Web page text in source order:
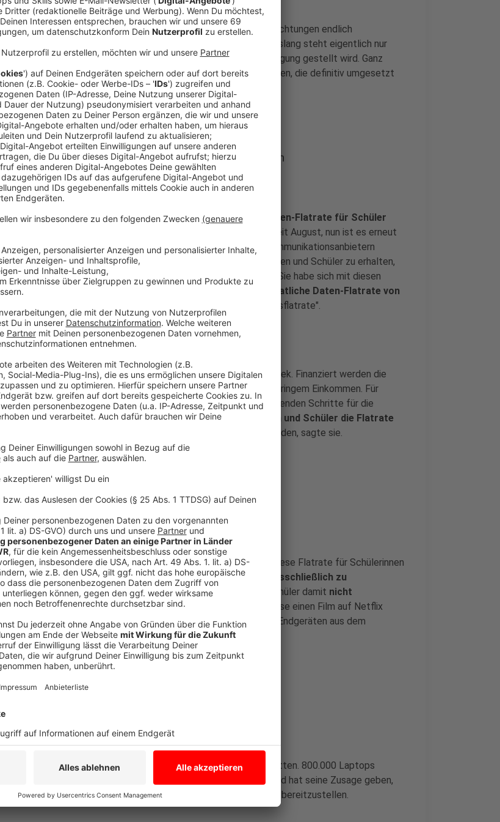
Wie soll die Digitalisierung in deutschen Schulen und Bildungseinrichtungen endlich
vorankommen? Darüber beraten seit Wochen Bund und Länder. Bislang steht eigentlich nur
fest, dass in jedem Fall viel Geld vom Bund den Ländern zur Verfügung gestellt wird. Ganz
konkrete Beschlüsse gibt es noch nicht, aber es gibt zwei Vorhaben, die definitiv umgesetzt
werden sollen.
Anzeige
Flatrate für Schüler: Datentarif soll bei zehn Euro liegen
Anzeige
Bundesbildungsministerin Anja Karliczek möchte nämlich eine
Daten-Flatrate für Schüler
bald beschließen. Das Thema besteht in den Gesprächskreisen seit August, nun ist es erneut
"angeschoben" worden. Karliczek sagte, dass sie sich mit Telekommunikationsanbietern
ausgetauscht habe um eine günstige Datenflatrate für Schülerinnen und Schüler zu erhalten,
damit "sie ihre iPads auch bespielen können." Das sei nun erfolgt. Sie habe sich mit diesen
Anbietern, unter anderem Telekom, Vodafone & Co. auf eine
monatliche Daten-Flatrate von
einigen können. Die Telekom selbst nennt sie "Bildungsflatrate".
Anzeige
Für bedürftige Schüler werde diesekostenlossein, sagte Karliczek. Finanziert werden die
Flatrates durch das Bildungs- und Teilhabepaket für Eltern mit geringem Einkommen. Für
Karliczek kommt es nun darauf an, dass dieLändernun die kommenden Schritte für die
kostengünstige Surfmöglichkeit vorbereiten, damit Schülerinnen und Schüler die Flatrate
Die nächsten Fragen müssten vor Ort beantwortet werden, sagte sie.
Anzeige
Daten-Flatrate: Was noch nicht geklärt ist
Anzeige
Die Frage nach dem "wann" ist also noch ungeklärt. Ebenso, wie diese Flatrate für Schülerinnen
und Schüler sich konkret gestaltet. Allerdings ist klar, dass sie
ausschließlich zu
Bildungszwecken genutzt werden kann und Schülerinnen und Schüler damit nicht
stundenlang am Tagim Internet surfen können und beispielsweise einen Film auf Netflix
streamen können. "Unsere Simkarten sollen mit den geförderten Endgeräten aus dem
Digitalpakt zum Einsatz kommen", sagt dazu die Telekom.
Anzeige
Das andere Vorhaben der Verantwortlichen ist weiter fortgeschritten. 800.000 Laptops
werden für die Lehrerschaft in Deutschland angeschafft. Der Bund hat seine Zusage geben,
die dafür veranschlagten 500 Millionen Euro schneller als geplant bereitzustellen.